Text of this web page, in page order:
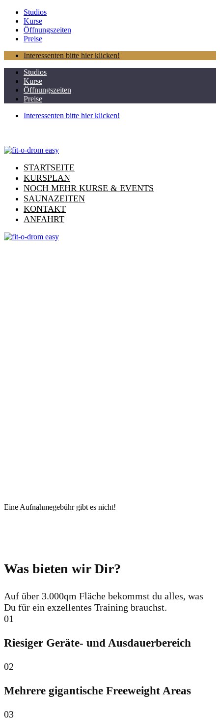
Studios
Kurse
Öffnungszeiten
Preise
Interessenten bitte hier klicken!
Studios
Kurse
Öffnungszeiten
Preise
Interessenten bitte hier klicken!
STARTSEITE
KURSPLAN
NOCH MEHR KURSE & EVENTS
SAUNAZEITEN
KONTAKT
ANFAHRT
Eine Aufnahmegebühr gibt es nicht!
Was bieten wir Dir?
Auf über 3.000qm Fläche bekommst du alles, was
Du für ein exzellentes Training brauchst.
01
Riesiger Geräte- und Ausdauerbereich
02
Mehrere gigantische Freeweight Areas
03